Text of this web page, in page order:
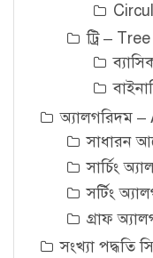
ট্রি – Tree
অ্যালগরিদম
সাধারন
সার্চিং
সর্টিং
গ্রাফ
সংখ্যা পদ্ধতি